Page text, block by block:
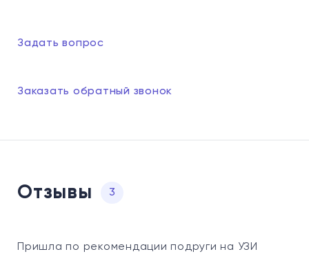
Задать вопрос
Заказать обратный звонок
Отзывы 3
Пришла по рекомендации подруги на УЗИ